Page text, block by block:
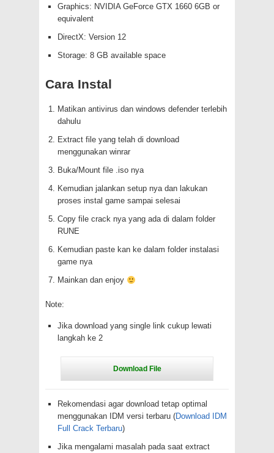
Graphics: NVIDIA GeForce GTX 1660 6GB or
equivalent
DirectX: Version 12
Storage: 8 GB available space
Cara Instal
Matikan antivirus dan windows defender terlebih
dahulu
Extract file yang telah di download
menggunakan winrar
Buka/Mount file .iso nya
Kemudian jalankan setup nya dan lakukan
proses instal game sampai selesai
Copy file crack nya yang ada di dalam folder
RUNE
Kemudian paste kan ke dalam folder instalasi
game nya
Mainkan dan enjoy
Note:
Jika download yang single link cukup lewati
langkah ke 2
Rekomendasi agar download tetap optimal
menggunakan IDM versi terbaru (Download IDM
Full Crack Terbaru)
Jika mengalami masalah pada saat extract